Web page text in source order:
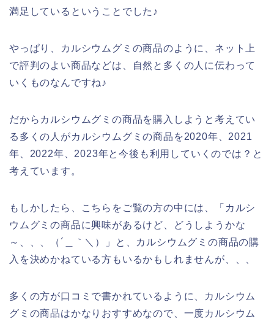
満足しているということでした♪
やっぱり、カルシウムグミの商品のように、ネット上
で評判のよい商品などは、自然と多くの人に伝わって
いくものなんですね♪
だからカルシウムグミの商品を購入しようと考えてい
る多くの人がカルシウムグミの商品を2020年、2021
年、2022年、2023年と今後も利用していくのでは？と
考えています。
もしかしたら、こちらをご覧の方の中には、「カルシ
ウムグミの商品に興味があるけど、どうしようかな
～、、、（´＿｀＼）」と、カルシウムグミの商品の購
入を決めかねている方もいるかもしれませんが、、、
多くの方が口コミで書かれているように、カルシウム
グミの商品はかなりおすすめなので、一度カルシウム